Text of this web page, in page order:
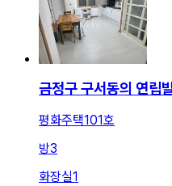
금정구 구서동의 연립
평화주택101호
방3
화장실1